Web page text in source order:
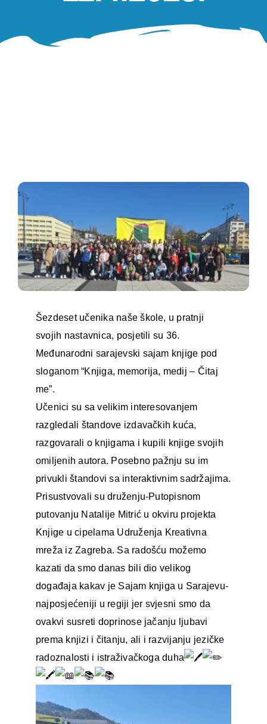
Oglasna ploča
Aktivnosti
Šezdeset učenika naše škole, u pratnji
svojih nastavnica, posjetili su 36.
Međunarodni sarajevski sajam knjige pod
sloganom “Knjiga, memorija, medij – Čitaj
me”.
Učenici su sa velikim interesovanjem
razgledali štandove izdavačkih kuća,
razgovarali o knjigama i kupili knjige svojih
omiljenih autora. Posebno pažnju su im
privukli štandovi sa interaktivnim sadržajima.
Prisustvovali su druženju-Putopisnom
putovanju Natalije Mitrić u okviru projekta
Knjige u cipelama Udruženja Kreativna
mreža iz Zagreba. Sa radošću možemo
kazati da smo danas bili dio velikog
događaja kakav je Sajam knjiga u Sarajevu-
najposjećeniji u regiji jer svjesni smo da
ovakvi susreti doprinose jačanju ljubavi
prema knjizi i čitanju, ali i razvijanju jezičke
radoznalosti i istraživačkoga duha